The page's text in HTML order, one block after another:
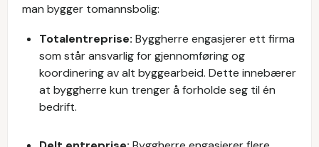
man bygger tomannsbolig:
Totalentreprise: Byggherre engasjerer ett firma
som står ansvarlig for gjennomføring og
koordinering av alt byggearbeid. Dette innebærer
at byggherre kun trenger å forholde seg til én
bedrift.